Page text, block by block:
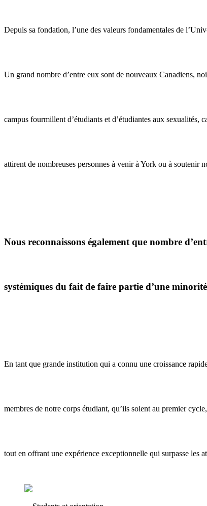
Depuis sa fondation, l’une des valeurs fondamentales de
Un grand nombre d’entre eux sont de nouveaux Canadiens,
campus fourmillent d’étudiants et d’étudiantes aux
attirent de nombreuses personnes à venir à York ou à soutenir
Nous reconnaissons également que nombre
systémiques du fait de faire partie d’une
En tant que grande institution qui a connu une croissance
membres de notre corps étudiant, qu’ils soient au premier
tout en offrant une expérience exceptionnelle qui surpasse les